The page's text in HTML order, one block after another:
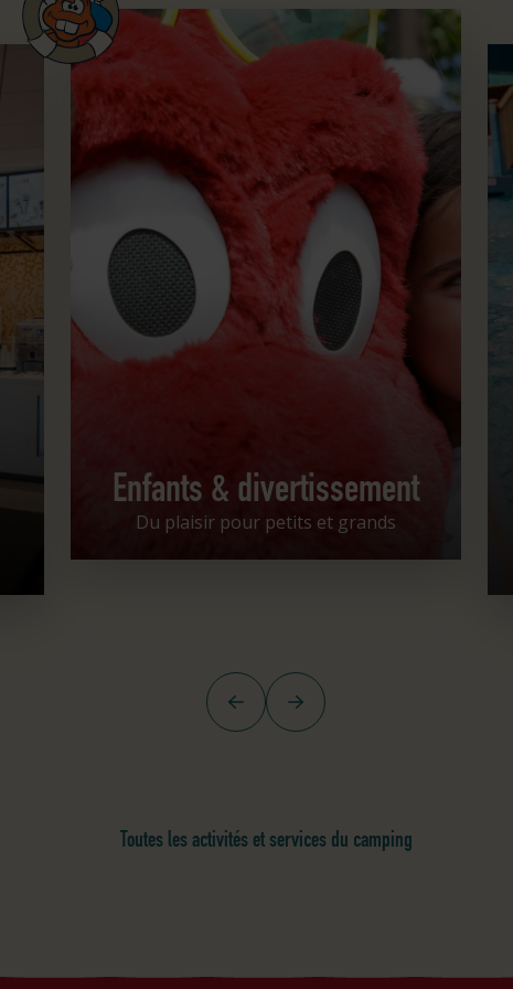
Enfants & divertissement
Enfants & divertissement
Du plaisir pour petits et grands
PrécédentSuivant
Toutes les activités et services du camping